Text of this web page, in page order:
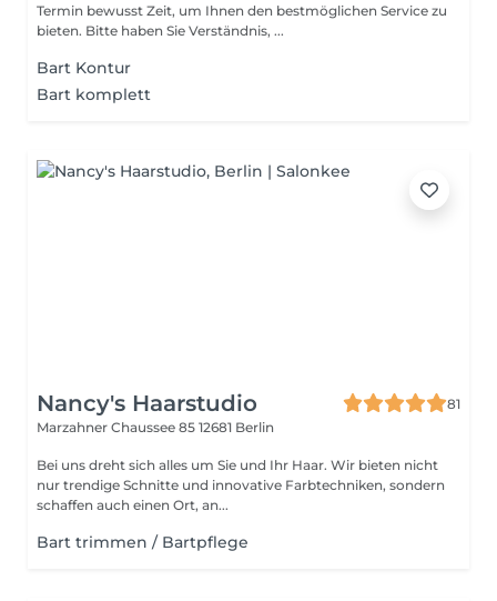
Termin bewusst Zeit, um Ihnen den bestmöglichen Service zu
bieten. Bitte haben Sie Verständnis, ...
Bart Kontur
Bart komplett
Nancy's Haarstudio
81
Marzahner Chaussee 85 12681 Berlin
Bei uns dreht sich alles um Sie und Ihr Haar. Wir bieten nicht
nur trendige Schnitte und innovative Farbtechniken, sondern
schaffen auch einen Ort, an...
Bart trimmen / Bartpflege